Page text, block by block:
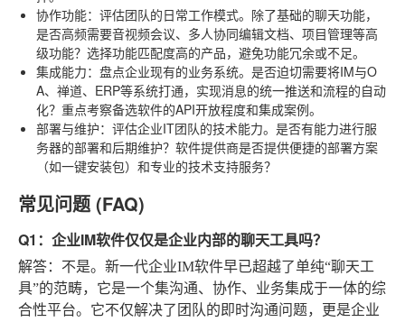
协作功能：评估团队的日常工作模式。除了基础的聊天功能，
是否高频需要音视频会议、多人协同编辑文档、项目管理等高
级功能？选择功能匹配度高的产品，避免功能冗余或不足。
集成能力：盘点企业现有的业务系统。是否迫切需要将IM与O
A、禅道、ERP等系统打通，实现消息的统一推送和流程的自动
化？重点考察备选软件的API开放程度和集成案例。
部署与维护：评估企业IT团队的技术能力。是否有能力进行服
务器的部署和后期维护？软件提供商是否提供便捷的部署方案
（如一键安装包）和专业的技术支持服务？
常见问题 (FAQ)
Q1：企业IM软件仅仅是企业内部的聊天工具吗？
解答：不是。新一代企业IM软件早已超越了单纯“聊天工
具”的范畴，它是一个集沟通、协作、业务集成于一体的综
合性平台。它不仅解决了团队的即时沟通问题，更是企业